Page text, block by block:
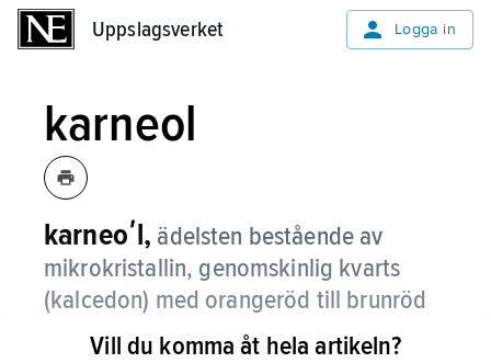
Uppslagsverket Logga in
karneol
karneoʹl, ädelsten bestående av
mikrokristallin, genomskinlig kvarts
(kalcedon) med orangeröd till brunröd
färg.Vill du komma åt hela artikeln?